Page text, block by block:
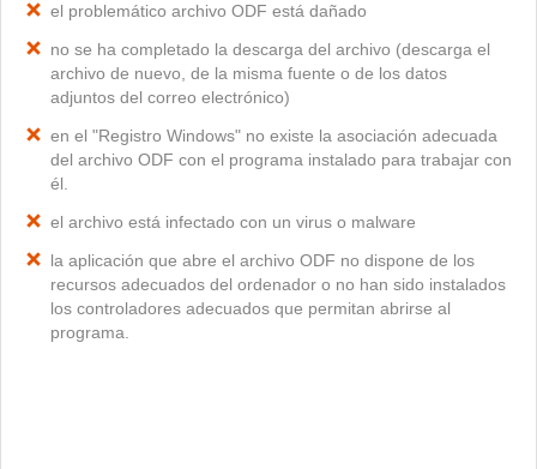
el problemático archivo ODF está dañado
no se ha completado la descarga del archivo (descarga el
archivo de nuevo, de la misma fuente o de los datos
adjuntos del correo electrónico)
en el "Registro Windows" no existe la asociación adecuada
del archivo ODF con el programa instalado para trabajar con
él.
el archivo está infectado con un virus o malware
la aplicación que abre el archivo ODF no dispone de los
recursos adecuados del ordenador o no han sido instalados
los controladores adecuados que permitan abrirse al
programa.